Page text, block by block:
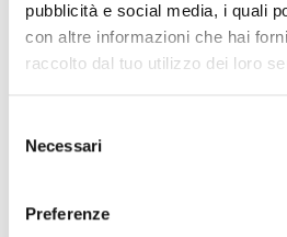
pubblicità e social media, i quali
con altre informazioni che hai
raccolto dal tuo utilizzo dei loro
delNecessari
Preferenze
Organizzatore
Banda Musicale di Tarres
Via Karpoforus 7/A
Tarres 39021